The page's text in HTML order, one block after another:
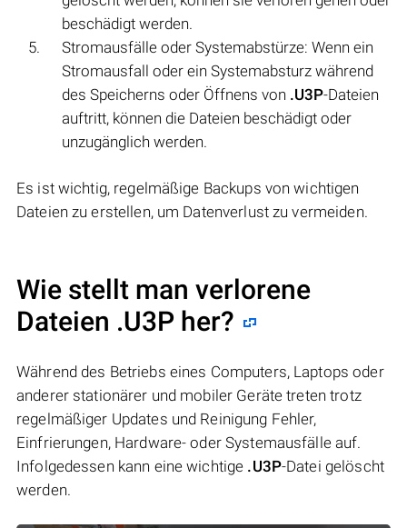
beschädigt werden.
Stromausfälle oder Systemabstürze: Wenn ein
Stromausfall oder ein Systemabsturz während
des Speicherns oder Öffnens von .U3P-Dateien
auftritt, können die Dateien beschädigt oder
unzugänglich werden.
Es ist wichtig, regelmäßige Backups von wichtigen
Dateien zu erstellen, um Datenverlust zu vermeiden.
Wie stellt man verlorene
Dateien .U3P her?
Während des Betriebs eines Computers, Laptops oder
anderer stationärer und mobiler Geräte treten trotz
regelmäßiger Updates und Reinigung Fehler,
Einfrierungen, Hardware- oder Systemausfälle auf.
Infolgedessen kann eine wichtige .U3P-Datei gelöscht
werden.